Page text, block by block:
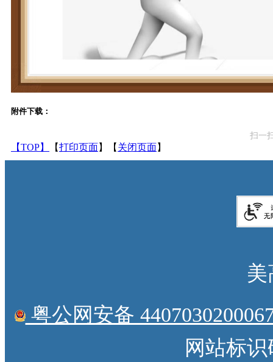
附件下载：
扫一
【TOP】 【打印页面】【 关闭页面】
美
粤公网安备
网站标识